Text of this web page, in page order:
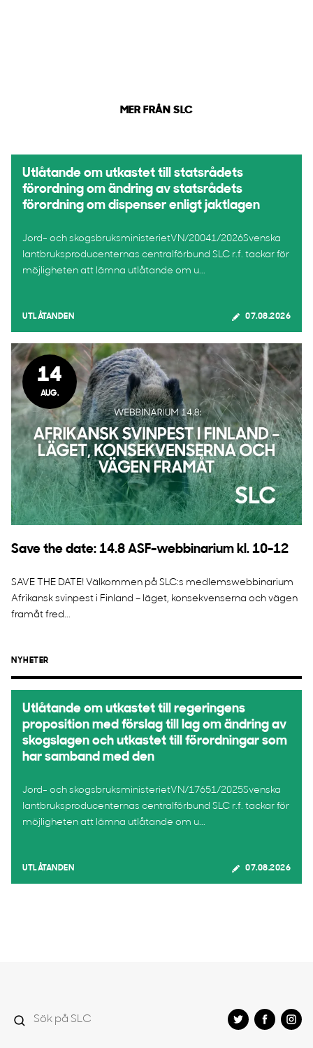
MER FRÅN SLC
Utlåtande om utkastet till statsrådets
förordning om ändring av statsrådets
förordning om dispenser enligt jaktlagen
Jord- och skogsbruksministerietVN/20041/2026Svenska
lantbruksproducenternas centralförbund SLC r.f. tackar för
möjligheten att lämna utlåtande om u...
UTLÅTANDEN 07.08.2026
14
AUG.
Save the date: 14.8 ASF-webbinarium kl. 10-12
SAVE THE DATE! Välkommen på SLC:s medlemswebbinarium
Afrikansk svinpest i Finland – läget, konsekvenserna och vägen
framåt fred...
NYHETER
Utlåtande om utkastet till regeringens
proposition med förslag till lag om ändring av
skogslagen och utkastet till förordningar som
har samband med den
Jord- och skogsbruksministerietVN/17651/2025Svenska
lantbruksproducenternas centralförbund SLC r.f. tackar för
möjligheten att lämna utlåtande om u...
UTLÅTANDEN 07.08.2026